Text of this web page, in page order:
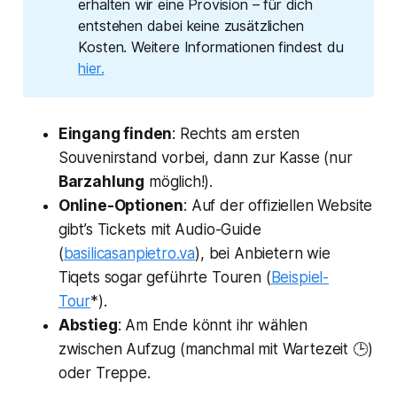
erhalten wir eine Provision – für dich
entstehen dabei keine zusätzlichen
Kosten. Weitere Informationen findest du
hier.
Eingang finden: Rechts am ersten
Souvenirstand vorbei, dann zur Kasse (nur
Barzahlung möglich!).
Online-Optionen: Auf der offiziellen Website
gibt’s Tickets mit Audio-Guide
(basilicasanpietro.va), bei Anbietern wie
Tiqets sogar geführte Touren (Beispiel-
Tour*).
Abstieg: Am Ende könnt ihr wählen
zwischen Aufzug (manchmal mit Wartezeit 🕒)
oder Treppe.